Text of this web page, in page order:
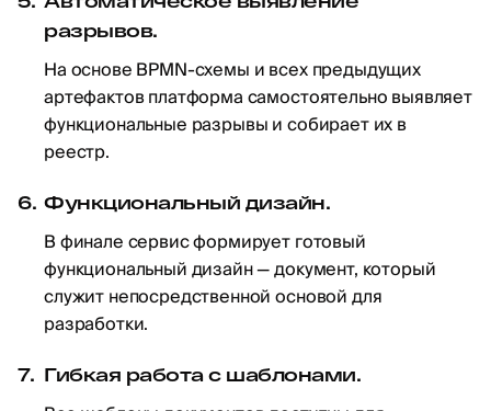
разрывов.
На основе BPMN-схемы и всех предыдущих
артефактов платформа самостоятельно выявляет
функциональные разрывы и собирает их в
реестр.
Функциональный дизайн.
В финале сервис формирует готовый
функциональный дизайн — документ, который
служит непосредственной основой для
разработки.
Гибкая работа с шаблонами.